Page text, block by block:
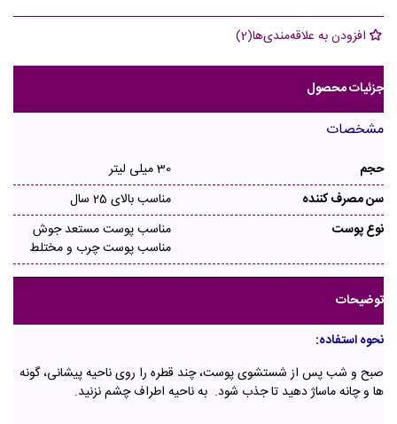
افزودن به علاقه‌مندی‌ها(
2
)
جزئیات محصول
مشخصات
حجم
30 میلی لیتر
سن مصرف کننده
مناسب بالای 25 سال
نوع پوست
مناسب پوست مستعد جوش
مناسب پوست چرب و مختلط
توضیحات
نحوه استفاده:
صبح و شب پس از شستشوی پوست، چند قطره را روی ناحیه پیشانی، گونه
ها و چانه ماساژ دهید تا جذب شود. به ناحیه اطراف چشم نزنید.